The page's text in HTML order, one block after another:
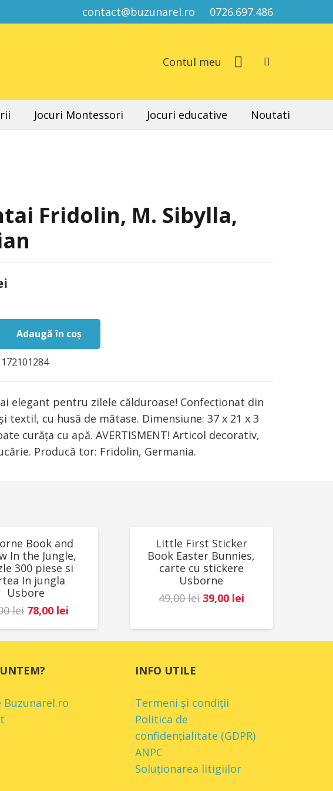
contact@buzunarel.ro 0726.697.486
Contul meu
Jocuri Montessori Jocuri educative Noutati
Fridolin, M. Sibylla,
Adaugă în coș
elegant pentru zilele călduroase! Confecționat din
textil, cu husă de mătase. Dimensiune: 37 x 21 x 3
curăța cu apă. AVERTISMENT! Articol decorativ,
Producă tor: Fridolin, Germania.
Book and
In the Jungle,
300 piese si
In jungla
Usbore
lei Prețul
inițial
a
98,00 lei.
78,00 lei
curent
este:
REDUCERI!
Little First Sticker
Book Easter Bunnies,
carte cu stickere
Usborne
49,00lei Prețul
a
39,00 leiPrețul
este:
Buzunarel.ro
INFO UTILE
Termeni și condiții
Politica de
confidențialitate (GDPR)
ANPC
Soluționarea litigiilor